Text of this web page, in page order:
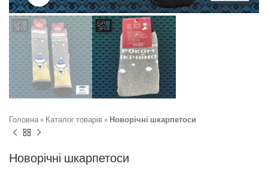
Головна » Каталог товарів » Новорічні шкарпетоси
Новорічні шкарпетоси